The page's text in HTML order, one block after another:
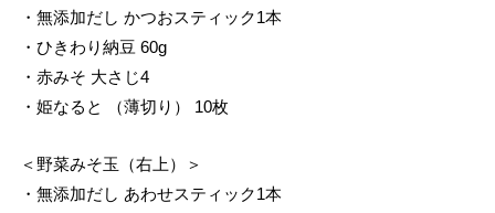
・無添加だし かつおスティック1本
・ひきわり納豆 60g
・赤みそ 大さじ4
・姫なると （薄切り） 10枚
＜野菜みそ玉（右上）＞
・無添加だし あわせスティック1本